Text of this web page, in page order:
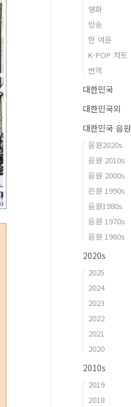
영화
방송
한 여운
K-POP 차트
번역
대한민국
대한민국외
대한민국 음원
음원2020s
음원 2010s
음원 2000s
은원 1990s
음원1980s
음원 1970s
음원 1960s
2020s
2025
2024
2023
2022
2021
2020
2010s
2019
2018